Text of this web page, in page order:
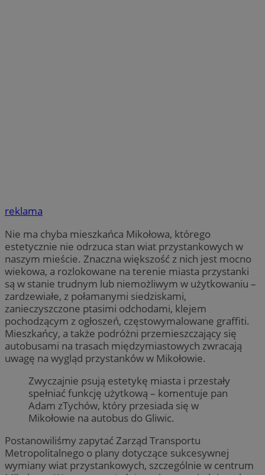
reklama
Nie ma chyba mieszkańca Mikołowa, którego
estetycznie nie odrzuca stan wiat przystankowych w
naszym mieście. Znaczna większość z nich jest mocno
wiekowa, a rozlokowane na terenie miasta przystanki
są w stanie trudnym lub niemożliwym w użytkowaniu –
zardzewiałe, z połamanymi siedziskami,
zanieczyszczone ptasimi odchodami, klejem
pochodzącym z ogłoszeń, częstowymalowane graffiti.
Mieszkańcy, a także podróżni przemieszczający się
autobusami na trasach międzymiastowych zwracają
uwagę na wygląd przystanków w Mikołowie.
Zwyczajnie psują estetykę miasta i przestały
spełniać funkcję użytkową – komentuje pan
Adam zTychów, który przesiada się w
Mikołowie na autobus do Gliwic.
Postanowiliśmy zapytać Zarząd Transportu
Metropolitalnego o plany dotyczące sukcesywnej
wymiany wiat przystankowych, szczególnie w centrum